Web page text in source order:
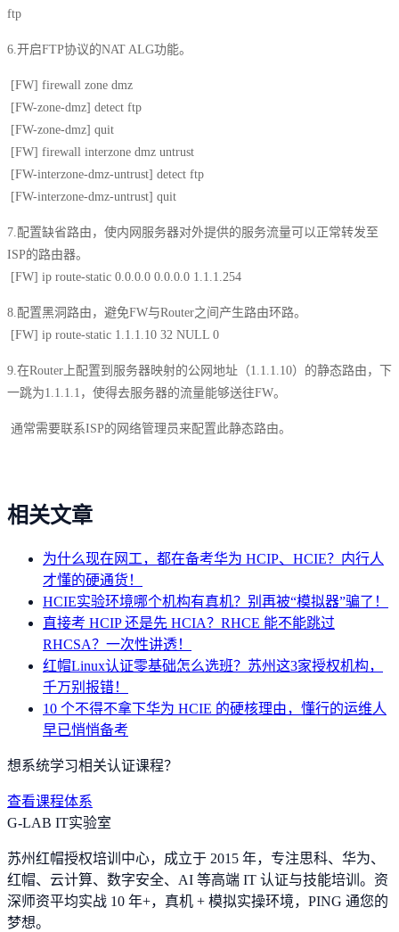
ftp
6.开启FTP协议的NAT ALG功能。
[FW] firewall zone dmz
[FW-zone-dmz] detect ftp
[FW-zone-dmz] quit
[FW] firewall interzone dmz untrust
[FW-interzone-dmz-untrust] detect ftp
[FW-interzone-dmz-untrust] quit
7.配置缺省路由，使内网服务器对外提供的服务流量可以正常转发至
ISP的路由器。
[FW] ip route-static 0.0.0.0 0.0.0.0 1.1.1.254
8.配置黑洞路由，避免FW与Router之间产生路由环路。
[FW] ip route-static 1.1.1.10 32 NULL 0
9.在Router上配置到服务器映射的公网地址（1.1.1.10）的静态路由，下
一跳为1.1.1.1，使得去服务器的流量能够送往FW。
通常需要联系ISP的网络管理员来配置此静态路由。
相关文章
为什么现在网工，都在备考华为 HCIP、HCIE？内行人
才懂的硬通货！
HCIE实验环境哪个机构有真机？别再被“模拟器”骗了！
直接考 HCIP 还是先 HCIA？RHCE 能不能跳过
RHCSA？一次性讲透！
红帽Linux认证零基础怎么选班？苏州这3家授权机构，
千万别报错！
10 个不得不拿下华为 HCIE 的硬核理由，懂行的运维人
早已悄悄备考
想系统学习相关认证课程？
查看课程体系
G-LAB IT实验室
苏州红帽授权培训中心，成立于 2015 年，专注思科、华为、
红帽、云计算、数字安全、AI 等高端 IT 认证与技能培训。资
深师资平均实战 10 年+，真机 + 模拟实操环境， PING 通您的
梦想。